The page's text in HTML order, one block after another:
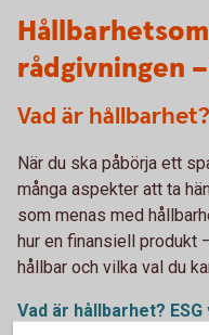
rådgivningen
Vad är hållbarhet?
När du ska påbörja ett
många aspekter att ta
som menas med
hur en finansiell produkt
hållbar och vilka val du
Vad är hållbarhet? ESG